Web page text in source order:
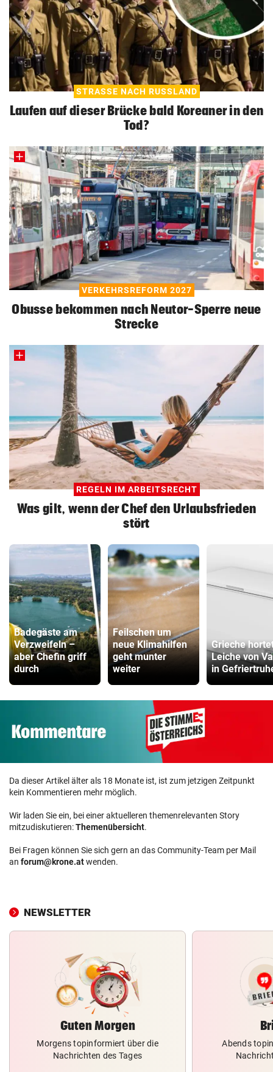
STRASSE NACH RUSSLAND
Laufen auf dieser Brücke bald Koreaner in den
Tod?
VERKEHRSREFORM 2027
Obusse bekommen nach Neutor-Sperre neue
Strecke
REGELN IM ARBEITSRECHT
Was gilt, wenn der Chef den Urlaubsfrieden
stört
Badegäste am
Verzweifeln –
aber Chefin griff
durch
Feilschen um
neue Klimahilfen
geht munter
weiter
Grieche
Leiche von
in
Da dieser Artikel älter als 18 Monate ist, ist zum jetzigen Zeitpunkt
kein Kommentieren mehr möglich.
Wir laden Sie ein, bei einer aktuelleren themenrelevanten Story
mitzudiskutieren:Themenübersicht.
Bei Fragen können Sie sich gern an das Community-Team per Mail
an forum@krone.atwenden.
NEWSLETTER
Guten Morgen
Morgens topinformiert über die
Nachrichten des Tages
Abends